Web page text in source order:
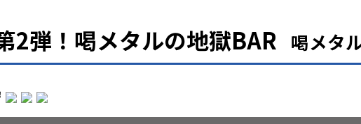
2弾！喝メタルの地獄BAR 喝メタ